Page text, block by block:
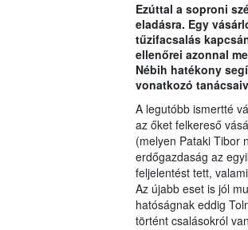
Ezúttal a soproni
eladásra. Egy
tűzifacsalás
ellenőrei azonnal
Nébih hatékony
vonatkozó
A legutóbb ismertté
az őket felkereső
(melyen Pataki Tibor
erdőgazdaság az
feljelentést tett,
Az újabb eset is jól
hatóságnak eddig
történt csalásokról